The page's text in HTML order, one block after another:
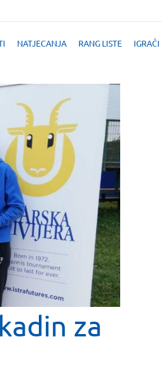
NATJECANJA RANG LISTE IGRAČI
za